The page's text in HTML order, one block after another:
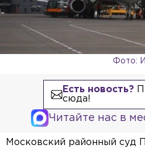
Фото:
Есть новость?
сюда!
Читайте нас в
Московский районный суд